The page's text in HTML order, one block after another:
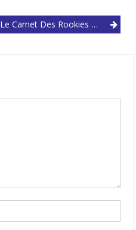
Le Carnet Des Rookies 1.0